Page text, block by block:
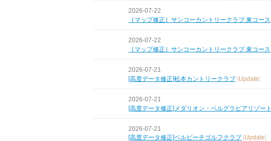
2026-07-22
［マップ修正］サンコーカントリークラブ 東コース
2026-07-22
［マップ修正］サンコーカントリークラブ 東コース
2026-07-21
[高度データ修正]松本カントリークラブ [Update]
2026-07-21
[高度データ修正]メダリオン・ベルグラビアリゾート
2026-07-21
[高度データ修正]ベルビーチゴルフクラブ [Update]